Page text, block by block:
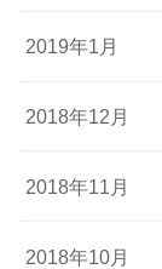
2019年1月
2018年12月
2018年11月
2018年10月